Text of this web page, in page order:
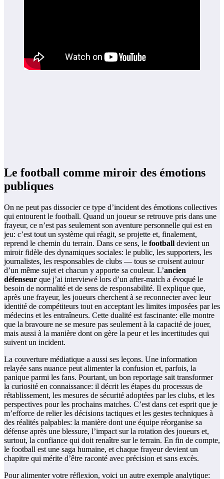
Le football comme miroir des émotions
publiques
On ne peut pas dissocier ce type d’incident des émotions collectives
qui entourent le football. Quand un joueur se retrouve pris dans une
frayeur, ce n’est pas seulement son aventure personnelle qui est en
jeu: c’est tout un système qui réagit, se projette et, finalement,
reprend le chemin du terrain. Dans ce sens, le football devient un
miroir fidèle des dynamiques sociales: le public, les supporters, les
journalistes, les responsables de clubs — tous se croisent autour
d’un même sujet et chacun y apporte sa couleur. L’ancien
défenseur que j’ai interviewé lors d’un after-match a évoqué le
besoin de normalité et de sens de responsabilité. Il explique que,
après une frayeur, les joueurs cherchent à se reconnecter avec leur
identité de compétiteurs tout en acceptant les limites imposées par les
médecins et les entraîneurs. Cette dualité est fascinante: elle montre
que la bravoure ne se mesure pas seulement à la capacité de jouer,
mais aussi à la manière dont on gère la peur et les incertitudes qui
suivent un incident.
La couverture médiatique a aussi ses leçons. Une information
relayée sans nuance peut alimenter la confusion et, parfois, la
panique parmi les fans. Pourtant, un bon reportage sait transformer
la curiosité en connaissance: il décrit les étapes du processus de
rétablissement, les mesures de sécurité adoptées par les clubs, et les
perspectives pour les prochains matches. C’est dans cet esprit que je
m’efforce de relier les décisions tactiques et les gestes techniques à
des réalités palpables: la manière dont une équipe réorganise sa
défense après une blessure, l’impact sur la rotation des joueurs et,
surtout, la confiance qui doit renaître sur le terrain. En fin de compte,
le football est une saga humaine, et chaque frayeur devient un
chapitre qui mérite d’être raconté avec précision et sans excès.
Pour alimenter votre réflexion, voici un autre exemple analytique: